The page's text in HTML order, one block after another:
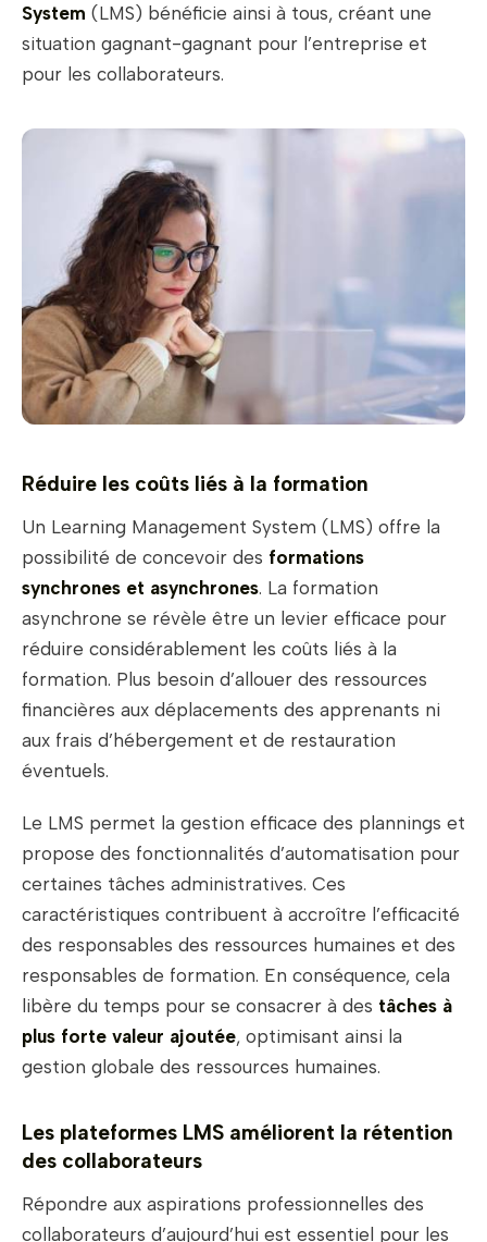
System (LMS) bénéficie ainsi à tous, créant une
situation gagnant-gagnant pour l’entreprise et
pour les collaborateurs.
Réduire les coûts liés à la formation
Un Learning Management System (LMS) offre la
possibilité de concevoir des formations
synchrones et asynchrones. La formation
asynchrone se révèle être un levier efficace pour
réduire considérablement les coûts liés à la
formation. Plus besoin d’allouer des ressources
financières aux déplacements des apprenants ni
aux frais d’hébergement et de restauration
éventuels.
Le LMS permet la gestion efficace des plannings et
propose des fonctionnalités d’automatisation pour
certaines tâches administratives. Ces
caractéristiques contribuent à accroître l’efficacité
des responsables des ressources humaines et des
responsables de formation. En conséquence, cela
libère du temps pour se consacrer à des tâches à
plus forte valeur ajoutée, optimisant ainsi la
gestion globale des ressources humaines.
Les plateformes LMS améliorent la rétention
des collaborateurs
Répondre aux aspirations professionnelles des
collaborateurs d’aujourd’hui est essentiel pour les